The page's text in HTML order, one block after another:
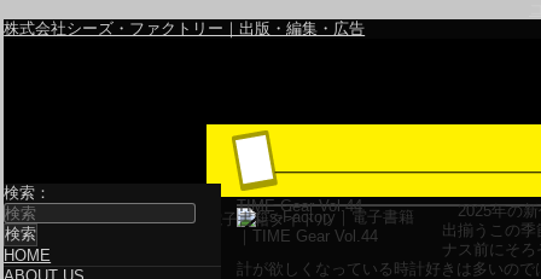
株式会社シーズ・ファクトリー｜出版・編集・広告
電子書籍タイトル
TIME Gear Vol.44
2025年の新
出揃うこの
ナス前にそ
計が欲しくなっている時計好きは多いので
検索：
HOME